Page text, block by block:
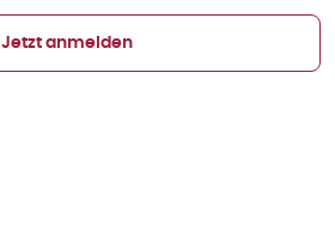
Jetzt anmelden